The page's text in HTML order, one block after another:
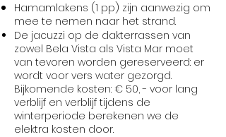
Hamamlakens (1 pp) zijn aanwezig om
mee te nemen naar het strand.
De jacuzzi op de dakterrassen van
zowel Bela Vista als Vista Mar moet
van tevoren worden gereserveerd: er
wordt voor vers water gezorgd.
Bijkomende kosten: € 50, - voor lang
verblijf en verblijf tijdens de
winterperiode berekenen we de
elektra kosten door.